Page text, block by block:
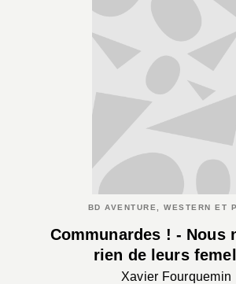
BD AVENTURE, WESTERN ET
Communardes ! - Nous
rien de leurs
Xavier Fourquemin